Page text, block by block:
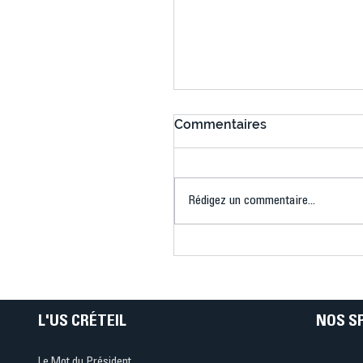
Ping ? Quand le tennis
Commentaires
Rédigez un commentaire...
L'US CRÉTEIL NOS